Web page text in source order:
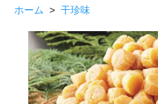
ホーム > 干珍味